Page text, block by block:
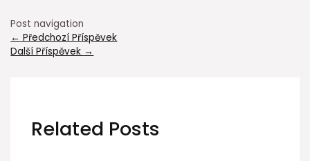
Post navigation
← Předchozí Příspěvek
Další Příspěvek →
Related Posts